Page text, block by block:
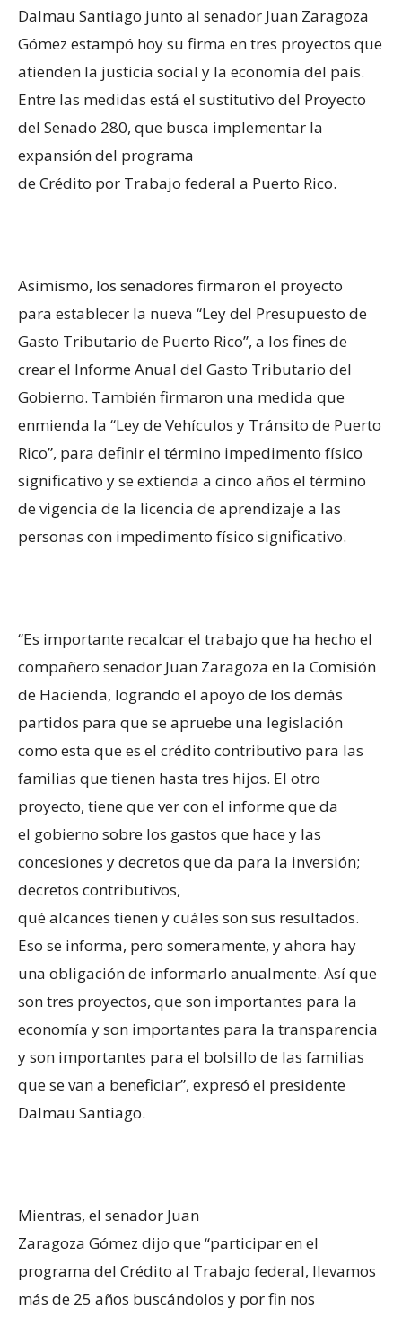
Dalmau Santiago junto al senador Juan Zaragoza
Gómez estampó hoy su firma en tres proyectos que
atienden la justicia social y la economía del país.
Entre las medidas está el sustitutivo del Proyecto
del Senado 280, que busca implementar la
expansión del programa
de Crédito por Trabajo federal a Puerto Rico.
Asimismo, los senadores firmaron el proyecto
para establecer la nueva “Ley del Presupuesto de
Gasto Tributario de Puerto Rico”, a los fines de
crear el Informe Anual del Gasto Tributario del
Gobierno. También firmaron una medida que
enmienda la “Ley de Vehículos y Tránsito de Puerto
Rico”, para definir el término impedimento físico
significativo y se extienda a cinco años el término
de vigencia de la licencia de aprendizaje a las
personas con impedimento físico significativo.
“Es importante recalcar el trabajo que ha hecho el
compañero senador Juan Zaragoza en la Comisión
de Hacienda, logrando el apoyo de los demás
partidos para que se apruebe una legislación
como esta que es el crédito contributivo para las
familias que tienen hasta tres hijos. El otro
proyecto, tiene que ver con el informe que da
el gobierno sobre los gastos que hace y las
concesiones y decretos que da para la inversión;
decretos contributivos,
qué alcances tienen y cuáles son sus resultados.
Eso se informa, pero someramente, y ahora hay
una obligación de informarlo anualmente. Así que
son tres proyectos, que son importantes para la
economía y son importantes para la transparencia
y son importantes para el bolsillo de las familias
que se van a beneficiar”, expresó el presidente
Dalmau Santiago.
Mientras, el senador Juan
Zaragoza Gómez dijo que “participar en el
programa del Crédito al Trabajo federal, llevamos
más de 25 años buscándolos y por fin nos